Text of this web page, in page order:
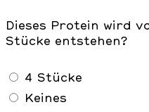
Dieses Protein wird
Stücke entstehen?
4 Stücke
Keines